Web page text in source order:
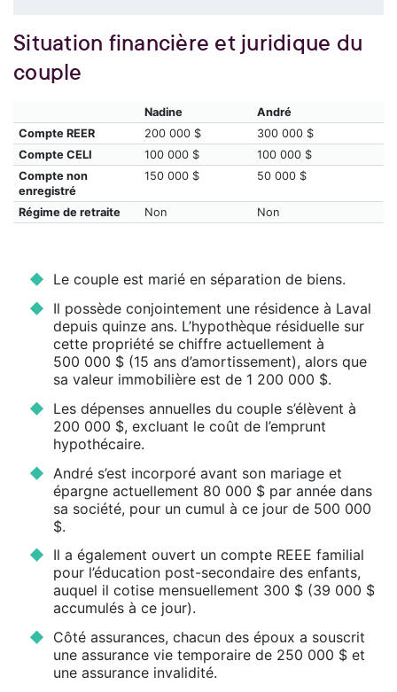
Situation financière et juridique du
couple
Nadine
André
Compte REER
200 000 $
300 000 $
Compte CELI
100 000 $
100 000 $
Compte non
enregistré
150 000 $ 50 000 $
Régime de retraite Non Non
Le couple est marié en séparation de biens.
Il possède conjointement une résidence à Laval
depuis quinze ans. L’hypothèque résiduelle sur
cette propriété se chiffre actuellement à
500 000 $ (15 ans d’amortissement), alors que
sa valeur immobilière est de 1 200 000 $.
Les dépenses annuelles du couple s’élèvent à
200 000 $, excluant le coût de l’emprunt
hypothécaire.
André s’est incorporé avant son mariage et
épargne actuellement 80 000 $ par année dans
sa société, pour un cumul à ce jour de 500 000
$.
Il a également ouvert un compte REEE familial
pour l’éducation post-secondaire des enfants,
auquel il cotise mensuellement 300 $ (39 000 $
accumulés à ce jour).
Côté assurances, chacun des époux a souscrit
une assurance vie temporaire de 250 000 $ et
une assurance invalidité.